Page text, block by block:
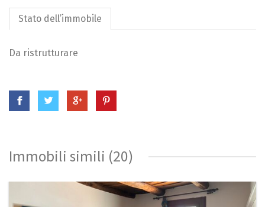
Stato dell’immobile
Da ristrutturare
Immobili simili (20)